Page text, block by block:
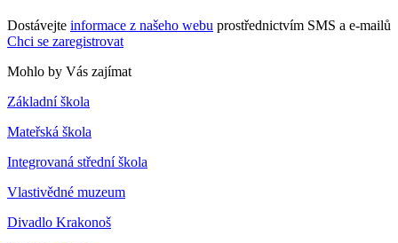
Dostávejte informace z našeho webu prostřednictvím SMS a e-mailů
Chci se zaregistrovat
Mohlo by Vás zajímat
Základní škola
Mateřská škola
Integrovaná střední škola
Vlastivědné muzeum
Divadlo Krakonoš